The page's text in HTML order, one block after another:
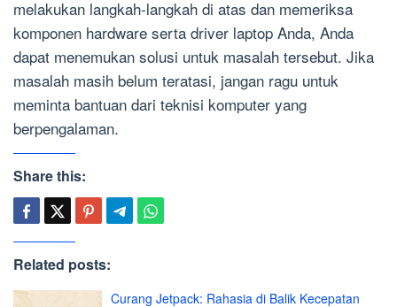
melakukan langkah-langkah di atas dan memeriksa
komponen hardware serta driver laptop Anda, Anda
dapat menemukan solusi untuk masalah tersebut. Jika
masalah masih belum teratasi, jangan ragu untuk
meminta bantuan dari teknisi komputer yang
berpengalaman.
Share this:
Related posts:
Curang Jetpack: Rahasia di Balik Kecepatan